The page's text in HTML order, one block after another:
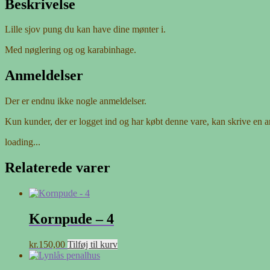
Beskrivelse
Lille sjov pung du kan have dine mønter i.
Med nøglering og og karabinhage.
Anmeldelser
Der er endnu ikke nogle anmeldelser.
Kun kunder, der er logget ind og har købt denne vare, kan skrive en
loading...
Relaterede varer
Kornpude – 4
kr.150,00 Tilføj til kurv